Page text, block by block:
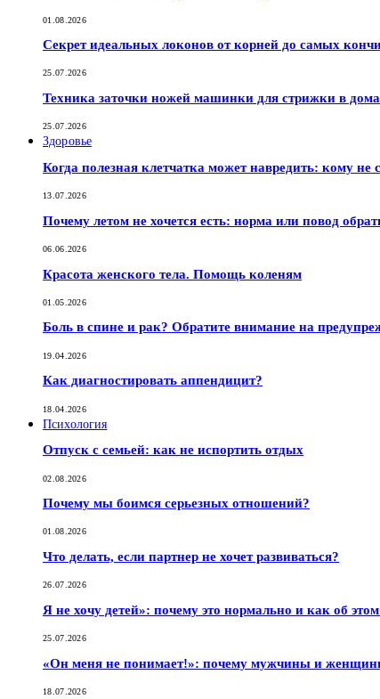
01.08.2026
Секрет идеальных локонов от корней до самых
25.07.2026
Техника заточки ножей машинки для стрижки в
25.07.2026
Здоровье
Когда полезная клетчатка может навредить: кому не
13.07.2026
Почему летом не хочется есть: норма или повод
06.06.2026
Красота женского тела. Помощь коленям
01.05.2026
Боль в спине и рак? Обратите внимание на
19.04.2026
Как диагностировать аппендицит?
18.04.2026
Психология
Отпуск с семьей: как не испортить отдых
02.08.2026
Почему мы боимся серьезных отношений?
01.08.2026
Что делать, если партнер не хочет развиваться?
26.07.2026
Я не хочу детей»: почему это нормально и как об
25.07.2026
«Он меня не понимает!»: почему мужчины и
18.07.2026